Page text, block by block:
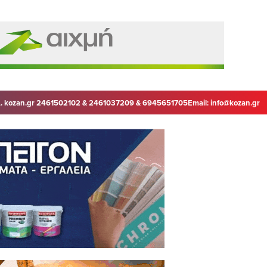
kozan.gr 2461502102 & 2461037209 & 6945651705Email:info@kozan.gr